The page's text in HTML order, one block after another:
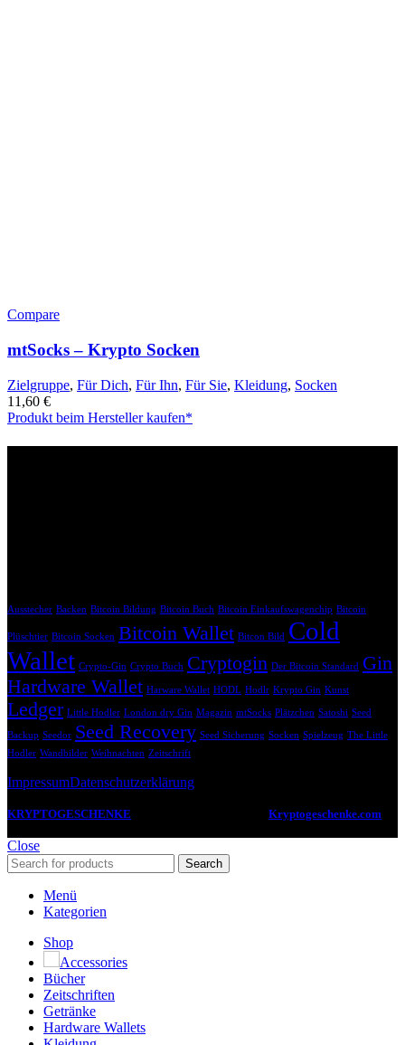
Compare
mtSocks – Krypto Socken
Zielgruppe, Für Dich, Für Ihn, Für Sie, Kleidung, Socken
11,60 €
Produkt beim Hersteller kaufen*
Ausstecher Backen Bitcoin Bildung Bitcoin Buch Bitcoin Einkaufswagenchip Bitcoin
Plüschtier Bitcoin Socken Bitcoin Wallet Bitcon Bild Cold
Wallet Crypto-Gin Crypto Buch Cryptogin Der Bitcoin Standard Gin
Hardware Wallet Harware Wallet HODL Hodlr Krypto Gin Kunst
Ledger Little Hodler London dry Gin Magazin mtSocks Plätzchen Satoshi Seed
Backup Seedor Seed Recovery Seed Sicherung Socken Spielzeug The Little
Hodler Wandbilder Weihnachten Zeitschrift
ImpressumDatenschutzerklärung
KRYPTOGESCHENKE Kryptogeschenke.com
Close
Search
Menü
Kategorien
Shop
Accessories
Bücher
Zeitschriften
Getränke
Hardware Wallets